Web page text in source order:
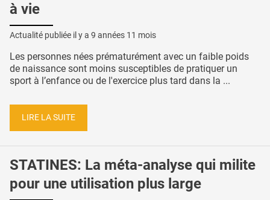
à vie
Actualité publiée il y a 9 années 11 mois
Les personnes nées prématurément avec un faible poids
de naissance sont moins susceptibles de pratiquer un
sport à l’enfance ou de l'exercice plus tard dans la ...
LIRE LA SUITE
STATINES: La méta-analyse qui milite
pour une utilisation plus large